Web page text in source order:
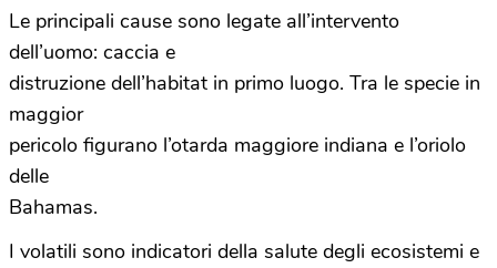
Le principali cause sono legate all’intervento
dell’uomo: caccia e
distruzione dell’habitat in primo luogo. Tra le specie in
maggior
pericolo figurano l’otarda maggiore indiana e l’oriolo
delle
Bahamas.
I volatili sono indicatori della salute degli ecosistemi e